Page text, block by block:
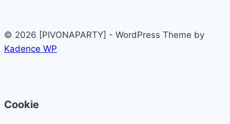
© 2026 [PIVONAPARTY] - WordPress Theme by
Kadence WP
Cookie